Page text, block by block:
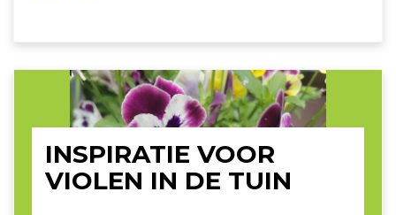
INSPIRATIE VOOR
VIOLEN IN DE TUIN